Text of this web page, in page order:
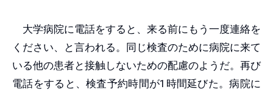
大学病院に電話をすると、来る前にもう一度連絡を
ください、と言われる。同じ検査のために病院に来て
いる他の患者と接触しないための配慮のようだ。再び
電話をすると、検査予約時間が1時間延びた。病院に